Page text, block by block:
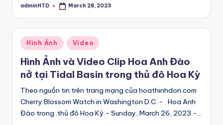
Posted
adminHTD March 28, 2023
Posted
in
Hình Ảnh Video
Hình Ảnh và Video Clip Hoa Anh Đào
nở tại Tidal Basin trong thủ đô Hoa Kỳ
Theo nguồn tin trên trang mạng của hoathinhdon.com
Cherry Blossom Watch in Washington D.C. - . Hoa Anh
Đào trong .thủ đô Hoa Kỳ - Sunday, March 26, 2023 -…